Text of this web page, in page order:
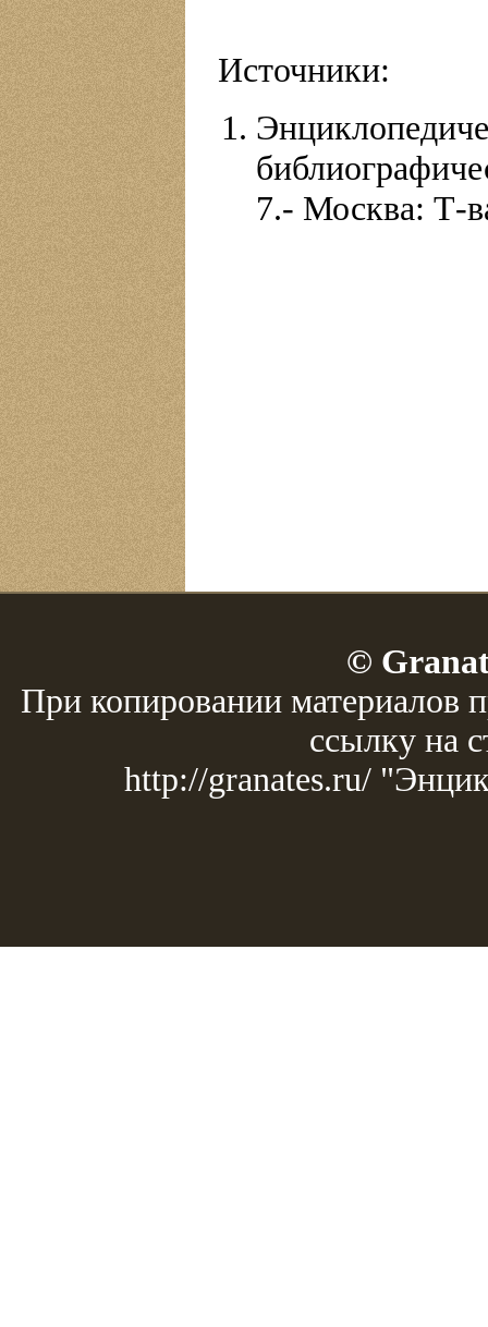
Источники:
7.- Москва: Т-
©
При копировании материалов
ссылку на
http://granates.ru/